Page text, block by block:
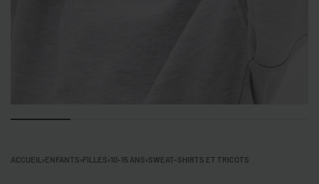
ACCUEIL ›ENFANTS›FILLES›10-15 ANS›SWEAT-SHIRTS ET TRICOTS